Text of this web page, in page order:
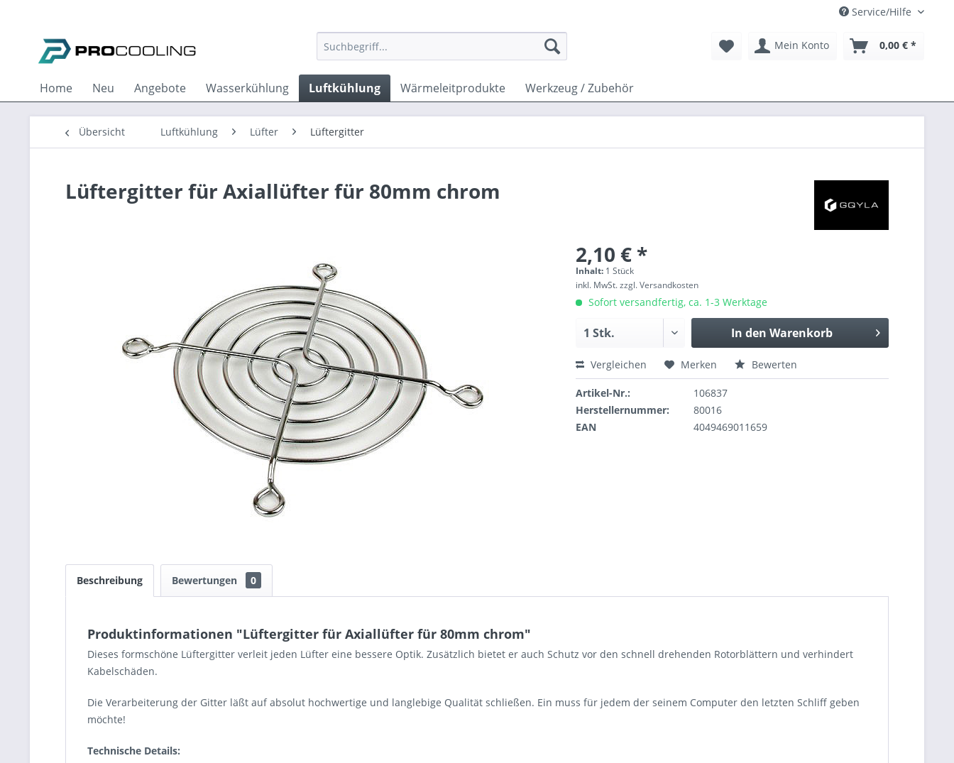
Service/Hilfe
Mein Konto 0,00 € *
Home Neu Angebote Wasserkühlung Luftkühlung Wärmeleitprodukte Werkzeug / Zubehör
Übersicht Luftkühlung Lüfter Lüftergitter
Lüftergitter für Axiallüfter für 80mm chrom
2,10 € *
Inhalt: 1 Stück
inkl. MwSt.zzgl. Versandkosten
Sofort versandfertig, ca. 1-3 Werktage
In den Warenkorb
Vergleichen Merken Bewerten
Artikel-Nr.:
106837
Herstellernummer:
80016
EAN
4049469011659
Beschreibung Bewertungen 0
Produktinformationen "Lüftergitter für Axiallüfter für 80mm chrom"
Dieses formschöne Lüftergitter verleit jeden Lüfter eine bessere Optik. Zusätzlich bietet er auch Schutz vor den schnell drehenden Rotorblättern und verhindert
Kabelschäden.
Die Verarbeiterung der Gitter läßt auf absolut hochwertige und langlebige Qualität schließen. Ein muss für jedem der seinem Computer den letzten Schliff geben
möchte!
Technische Details: